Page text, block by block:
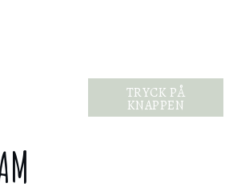
TRYCK PÅ
KNAPPEN